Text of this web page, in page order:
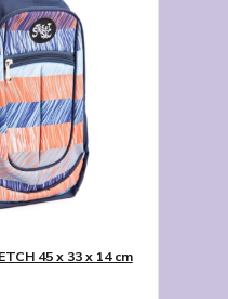
45 x 33 x 14 cm